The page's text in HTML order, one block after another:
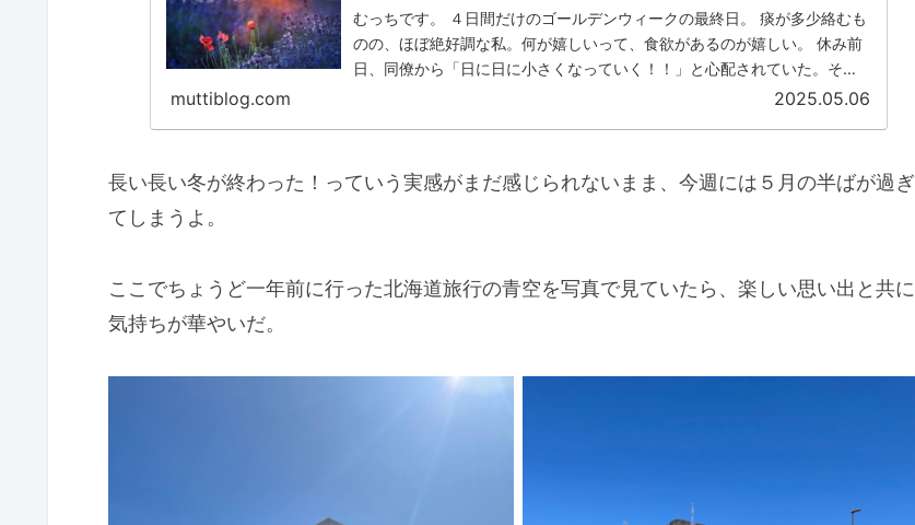
むっちです。 ４日間だけのゴールデンウィークの最終日。 痰が多少絡むも
のの、ほぼ絶好調な私。何が嬉しいって、食欲があるのが嬉しい。 休み前
日、同僚から「日に日に小さくなっていく！！」と心配されていた。それ
muttiblog.com 2025.05.06
長い長い冬が終わった！っていう実感がまだ感じられないまま、今週には５月の半ばが過ぎ
てしまうよ。
ここでちょうど一年前に行った北海道旅行の青空を写真で見ていたら、楽しい思い出と共に
気持ちが華やいだ。